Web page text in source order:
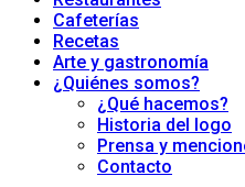
Cafeterías
Recetas
Arte y gastronomía
¿Quiénes somos?
¿Qué hacemos?
Historia del logo
Prensa y
Contacto